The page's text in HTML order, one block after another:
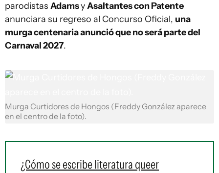
parodistas AdamsyAsaltantes con Patente
anunciara su regreso al Concurso Oficial, una
murga centenaria anunció que no será parte del
Carnaval 2027.
Murga Curtidores de Hongos (Freddy González aparece
en el centro de la foto).
¿Cómo se escribe literatura queer